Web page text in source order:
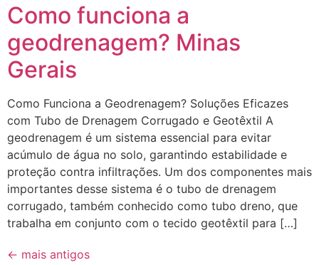
Como funciona a
geodrenagem? Minas
Gerais
Como Funciona a Geodrenagem? Soluções Eficazes
com Tubo de Drenagem Corrugado e Geotêxtil A
geodrenagem é um sistema essencial para evitar
acúmulo de água no solo, garantindo estabilidade e
proteção contra infiltrações. Um dos componentes mais
importantes desse sistema é o tubo de drenagem
corrugado, também conhecido como tubo dreno, que
trabalha em conjunto com o tecido geotêxtil para […]
← mais antigos